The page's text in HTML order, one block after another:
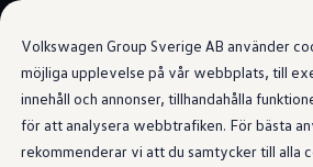
Volkswagen Group Sverige AB använder
möjliga upplevelse på vår webbplats, till
innehåll och annonser, tillhandahålla
för att analysera webbtrafiken. För bästa
rekommenderar vi att du samtycker till alla
Gå till
huvudinnehåll
Gå till
sidfot
Bygg din bil
Nya bilar i lager
Golf Sportscombi
Pressen testar Golf
Lär dig om våra
Boka provkörningVW Connect Plus